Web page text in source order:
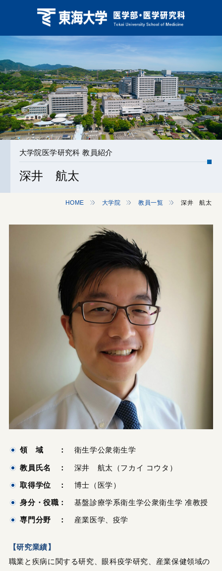
大学院医学研究科 教員紹介
深井 航太
HOME 大学院 教員一覧 深井 航太
領 域 ： 衛生学公衆衛生学
教員氏名 ： 深井 航太（フカイ コウタ）
取得学位 ： 博士（医学）
身分・役職： 基盤診療学系衛生学公衆衛生学 准教授
専門分野 ： 産業医学、疫学
【研究業績】
職業と疾病に関する研究、眼科疫学研究、産業保健領域の